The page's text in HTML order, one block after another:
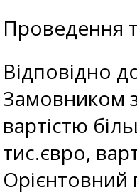
Проведення
Відповідно
Замовником
вартістю
тис.євро,
Орієнтовний